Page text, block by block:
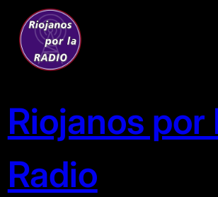
contenido
Riojanos por
Radio